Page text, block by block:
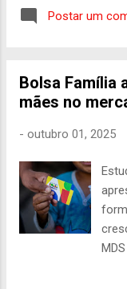
Postar um
Bolsa Família
mães no
- outubro 01, 2025